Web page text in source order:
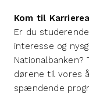
Kom til
Er du
interesse og
Nationalbanken?
dørene til vores
spændende